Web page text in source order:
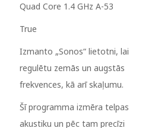
Quad Core 1.4 GHz A-53
True
Izmanto „Sonos“ lietotni, lai
regulētu zemās un augstās
frekvences, kā arī skaļumu.
Šī programma izmēra telpas
akustiku un pēc tam precīzi